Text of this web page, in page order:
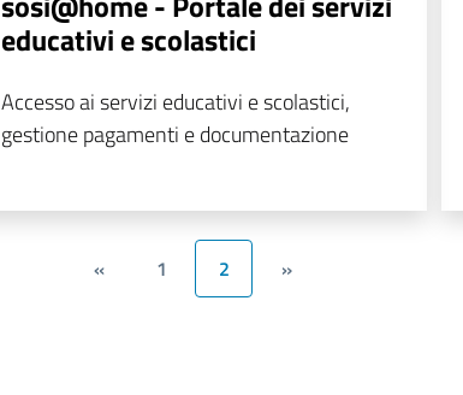
educativi e scolastici
Accesso ai servizi educativi e scolastici,
gestione pagamenti e documentazione
« 1 2 »